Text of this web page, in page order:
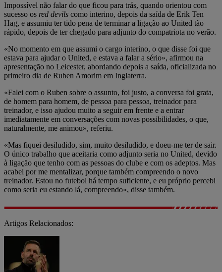
Impossível não falar do que ficou para trás, quando orientou com
sucesso os red devils como interino, depois da saída de Erik Ten
Hag, e assumiu ter tido pena de terminar a ligação ao United tão
rápido, depois de ter chegado para adjunto do compatriota no verão.
«No momento em que assumi o cargo interino, o que disse foi que
estava para ajudar o United, e estava a falar a sério», afirmou na
apresentação no Leicester, abordando depois a saída, oficializada no
primeiro dia de Ruben Amorim em Inglaterra.
«Falei com o Ruben sobre o assunto, foi justo, a conversa foi grata,
de homem para homem, de pessoa para pessoa, treinador para
treinador, e isso ajudou muito a seguir em frente e a entrar
imediatamente em conversações com novas possibilidades, o que,
naturalmente, me animou», referiu.
«Mas fiquei desiludido, sim, muito desiludido, e doeu-me ter de sair.
O único trabalho que aceitaria como adjunto seria no United, devido
à ligação que tenho com as pessoas do clube e com os adeptos. Mas
acabei por me mentalizar, porque também compreendo o novo
treinador. Estou no futebol há tempo suficiente, e eu próprio percebi
como seria eu estando lá, compreendo», disse também.
Artigos Relacionados: